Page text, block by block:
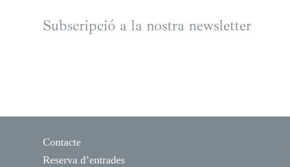
Subscripció a la nostra newsletter
Contacte
Reserva d’entrades